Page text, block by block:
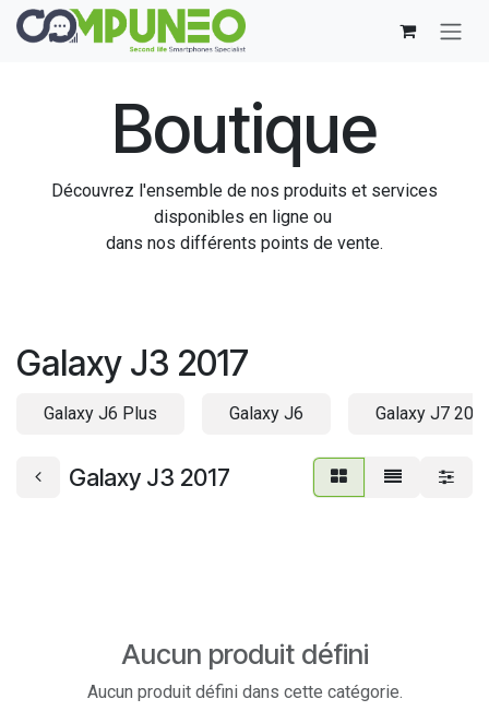
Se rendre au contenu
Boutique
Découvrez l'ensemble de nos produits et services
disponibles en ligne ou
dans nos différents points de vente.
Galaxy J3 2017
Galaxy J6 Plus Galaxy J6 Galaxy J7
Galaxy J3 2017
Aucun produit défini
Aucun produit défini dans cette catégorie.